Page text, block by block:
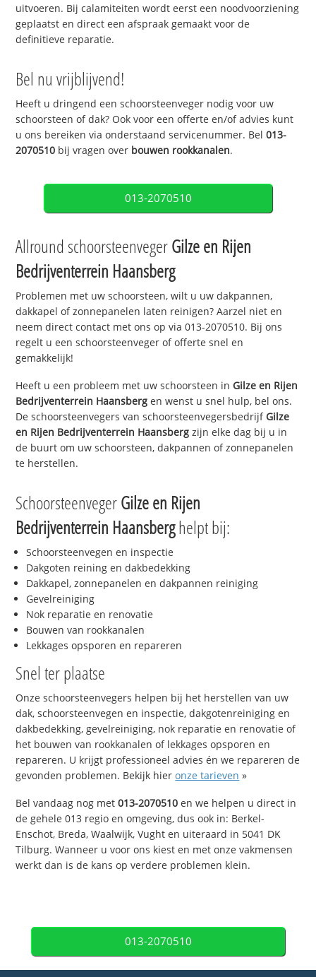
uitvoeren. Bij calamiteiten wordt eerst een noodvoorziening
geplaatst en direct een afspraak gemaakt voor de
definitieve reparatie.
Bel nu vrijblijvend!
Heeft u dringend een schoorsteenveger nodig voor uw
schoorsteen of dak? Ook voor een offerte en/of advies kunt
u ons bereiken via onderstaand servicenummer. Bel013-
2070510 bij vragen over bouwen rookkanalen.
013-2070510
Allround schoorsteenvegerGilze en Rijen
Bedrijventerrein Haansberg
Problemen met uw schoorsteen, wilt u uw dakpannen,
dakkapel of zonnepanelen laten reinigen? Aarzel niet en
neem direct contact met ons op via 013-2070510. Bij ons
regelt u een schoorsteenveger of offerte snel en
gemakkelijk!
Heeft u een probleem met uw schoorsteen in Gilze en Rijen
Bedrijventerrein Haansberg en wenst u snel hulp, bel ons.
De schoorsteenvegers van schoorsteenvegersbedrijf Gilze
en Rijen Bedrijventerrein Haansberg zijn elke dag bij u in
de buurt om uw schoorsteen, dakpannen of zonnepanelen
te herstellen.
SchoorsteenvegerGilze en Rijen
Bedrijventerrein Haansberghelpt bij:
Schoorsteenvegen en inspectie
Dakgoten reining en dakbedekking
Dakkapel, zonnepanelen en dakpannen reiniging
Gevelreiniging
Nok reparatie en renovatie
Bouwen van rookkanalen
Lekkages opsporen en repareren
Snel ter plaatse
Onze schoorsteenvegers helpen bij het herstellen van uw
dak, schoorsteenvegen en inspectie, dakgotenreiniging en
dakbedekking, gevelreiniging, nok reparatie en renovatie of
het bouwen van rookkanalen of lekkages opsporen en
repareren. U krijgt professioneel advies én we repareren de
gevonden problemen. Bekijk hieronze tarieven »
Bel vandaag nog met013-2070510 en we helpen u direct in
de gehele 013 regio en omgeving, dus ook in: Berkel-
Enschot, Breda, Waalwijk, Vught en uiteraard in 5041 DK
Tilburg. Wanneer u voor ons kiest en met onze vakmensen
werkt dan is de kans op verdere problemen klein.
013-2070510